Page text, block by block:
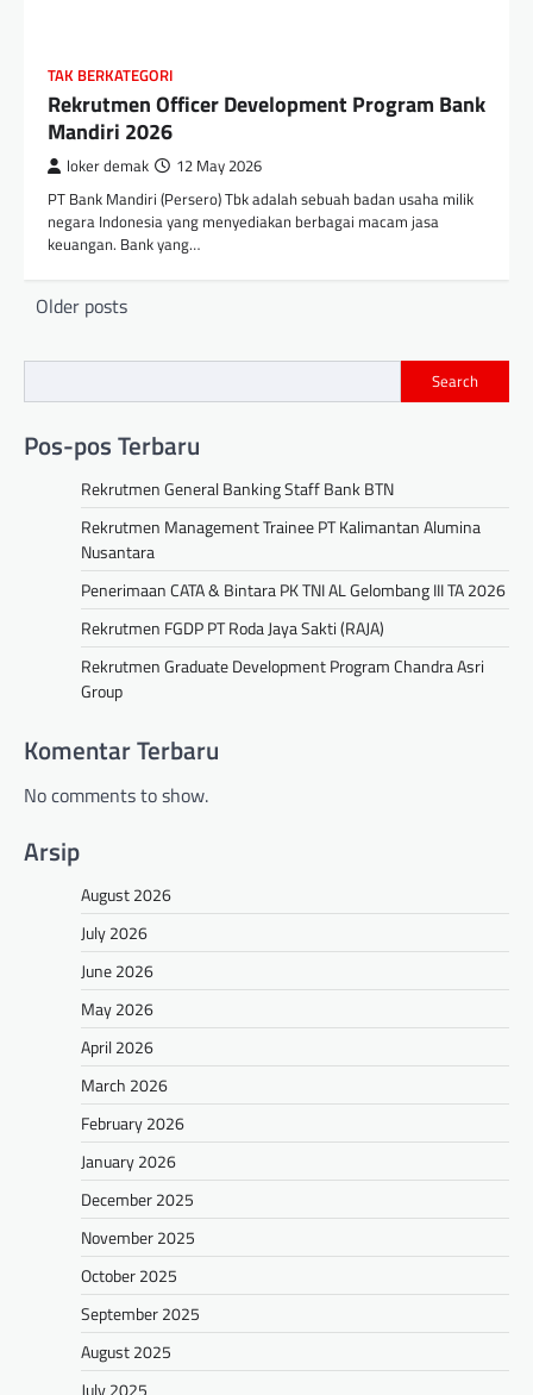
TAK BERKATEGORI
Rekrutmen Officer Development Program Bank
Mandiri 2026
loker demak 12 May 2026
PT Bank Mandiri (Persero) Tbk adalah sebuah badan usaha milik
negara Indonesia yang menyediakan berbagai macam jasa
keuangan. Bank yang…
Posts
Older posts
Search
Pos-pos Terbaru
Rekrutmen General Banking Staff Bank BTN
Rekrutmen Management Trainee PT Kalimantan Alumina
Nusantara
Penerimaan CATA & Bintara PK TNI AL Gelombang III TA 2026
Rekrutmen FGDP PT Roda Jaya Sakti (RAJA)
Rekrutmen Graduate Development Program Chandra Asri
Group
Komentar Terbaru
No comments to show.
Arsip
August 2026
July 2026
June 2026
May 2026
April 2026
March 2026
February 2026
January 2026
December 2025
November 2025
October 2025
September 2025
August 2025